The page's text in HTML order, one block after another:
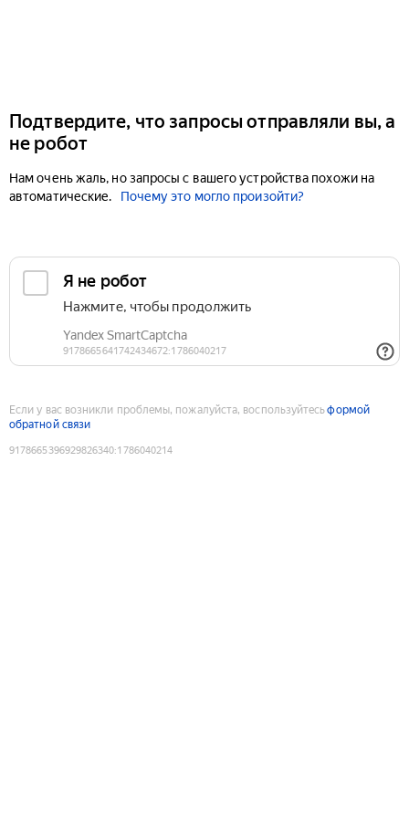
Подтвердите, что запросы отправляли вы, а
не робот
Нам очень жаль, но запросы с вашего устройства похожи на
автоматические.
Почему это могло произойти?
Если у вас возникли проблемы, пожалуйста, воспользуйтесьформой
обратной связи
9178665396929826340:1786040214